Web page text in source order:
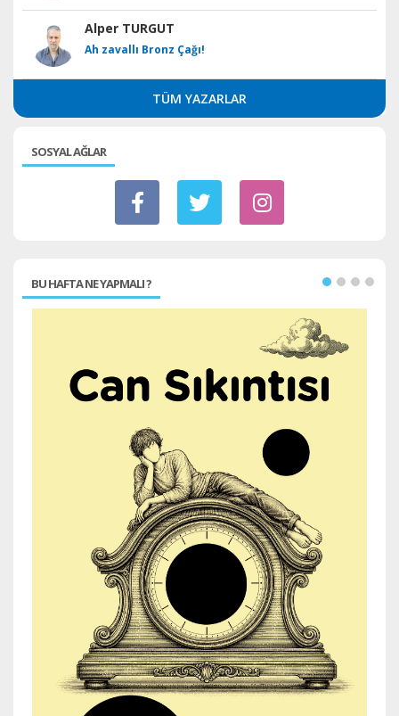
Alper TURGUT
Ah zavallı Bronz Çağı!
TÜM YAZARLAR
SOSYAL AĞLAR
BU HAFTA NE YAPMALI ?